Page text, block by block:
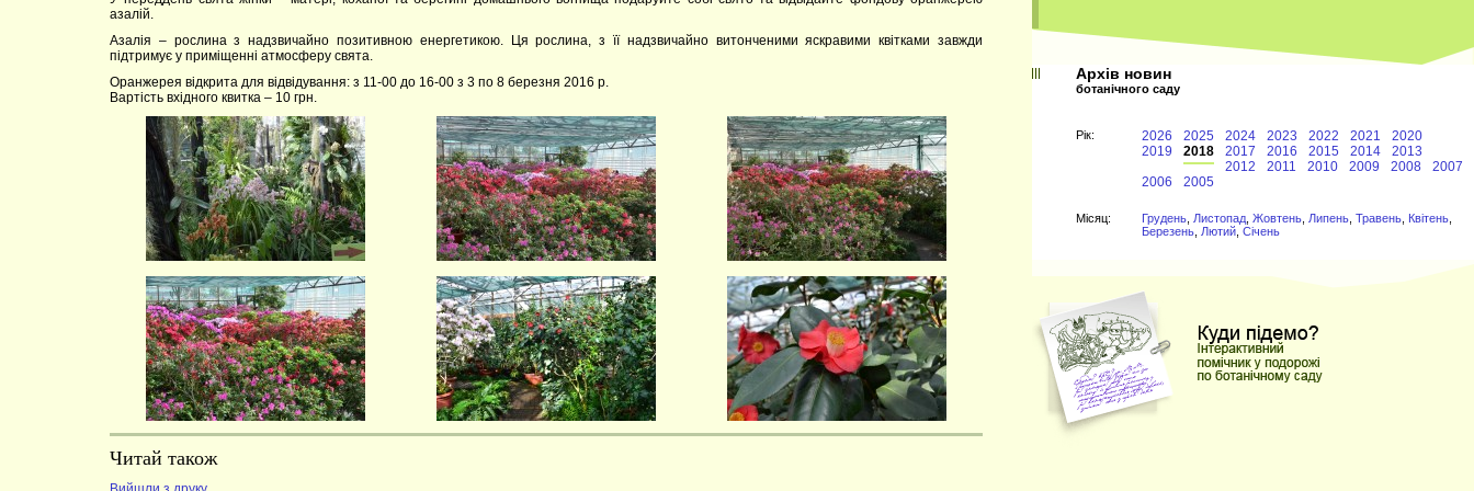
азалій.
Азалія – рослина з надзвичайно позитивною енергетикою. Ця рослина, з її надзвичайно витонченими яскравими квітками завжди
підтримує у приміщенні атмосферу свята.
Оранжерея відкрита для відвідування: з 11-00 до 16-00 з 3 по 8 березня 2016 р.
Вартість вхідного квитка – 10 грн.
Читай також
Архів новин
ботанічного саду
Рiк: 2026 2025 2024 2023 2022 2021
2020
2019
2018 2017 2016 2015 2014
2013
2012
2011 2010 2009 2008
2007
2006
2005
Мiсяц: Грудень Листопад Жовтень Липень Травень Квітень
Березень Лютий Січень